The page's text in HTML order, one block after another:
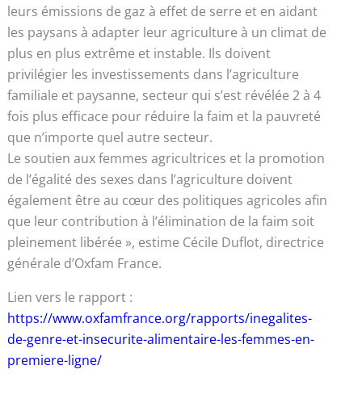
leurs émissions de gaz à effet de serre et en aidant
les paysans à adapter leur agriculture à un climat de
plus en plus extrême et instable. Ils doivent
privilégier les investissements dans l’agriculture
familiale et paysanne, secteur qui s’est révélée 2 à 4
fois plus efficace pour réduire la faim et la pauvreté
que n’importe quel autre secteur.
Le soutien aux femmes agricultrices et la promotion
de l’égalité des sexes dans l’agriculture doivent
également être au cœur des politiques agricoles afin
que leur contribution à l’élimination de la faim soit
pleinement libérée », estime Cécile Duflot, directrice
générale d’Oxfam France.
Lien vers le rapport :
https://www.oxfamfrance.org/rapports/inegalites-
de-genre-et-insecurite-alimentaire-les-femmes-en-
premiere-ligne/